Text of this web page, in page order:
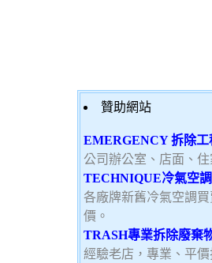
贊助網站
EMERGENCY 拆除工
公司辦公室、店面、
TECHNIQUE冷氣空調
各廠牌新舊冷氣空調
價。
TRASH專業拆除廢棄
經驗老店，專業、平